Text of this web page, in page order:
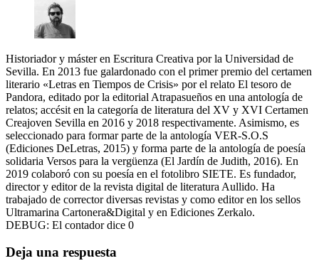
Historiador y máster en Escritura Creativa por la Universidad de
Sevilla. En 2013 fue galardonado con el primer premio del certamen
literario «Letras en Tiempos de Crisis» por el relato El tesoro de
Pandora, editado por la editorial Atrapasueños en una antología de
relatos; accésit en la categoría de literatura del XV y XVI Certamen
Creajoven Sevilla en 2016 y 2018 respectivamente. Asimismo, es
seleccionado para formar parte de la antología VER-S.O.S
(Ediciones DeLetras, 2015) y forma parte de la antología de poesía
solidaria Versos para la vergüenza (El Jardín de Judith, 2016). En
2019 colaboró con su poesía en el fotolibro SIETE. Es fundador,
director y editor de la revista digital de literatura Aullido. Ha
trabajado de corrector diversas revistas y como editor en los sellos
Ultramarina Cartonera&Digital y en Ediciones Zerkalo.
DEBUG: El contador dice 0
Deja una respuesta